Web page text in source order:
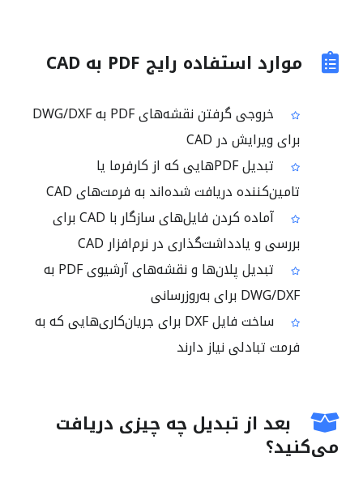
موارد استفاده رایج PDF به CAD
خروجی گرفتن نقشه‌های PDF به DWG/DXF
برای ویرایش در CAD
تبدیل PDFهایی که از کارفرما یا
تامین‌کننده دریافت شده‌اند به فرمت‌های CAD
آماده کردن فایل‌های سازگار با CAD برای
بررسی و یادداشت‌گذاری در نرم‌افزار CAD
تبدیل پلان‌ها و نقشه‌های آرشیوی PDF به
DWG/DXF برای به‌روزرسانی
ساخت فایل DXF برای جریان‌کاری‌هایی که به
فرمت تبادلی نیاز دارند
بعد از تبدیل چه چیزی دریافت
می‌کنید؟